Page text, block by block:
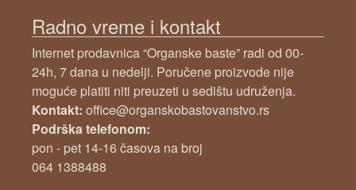
Radno vreme i kontakt
Internet prodavnica “Organske baste” radi od 00-
24h, 7 dana u nedelji. Poručene proizvode nije
moguće platiti niti preuzeti u sedištu udruženja.
Kontakt: office@organskobastovanstvo.rs
Podrška telefonom:
pon - pet 14-16 časova na broj
064 1388488